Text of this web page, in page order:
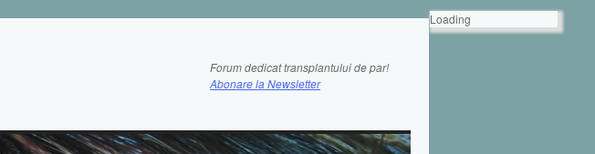
Forum dedicat transplantului de par!
Abonare la Newsletter
Loading